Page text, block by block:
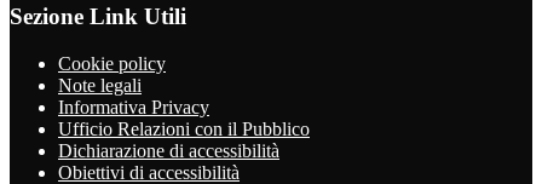
Sezione Link Utili
Cookie policy
Note legali
Informativa Privacy
Ufficio Relazioni con il Pubblico
Dichiarazione di accessibilità
Obiettivi di accessibilità